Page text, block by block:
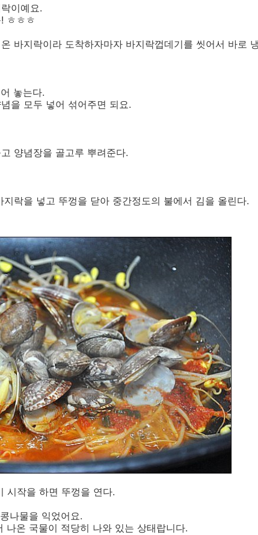
이예요.
ㅎㅎㅎ
바지락이라 도착하자마자 바지락껍데기를 씻어서 바로
놓는다.
을 모두 넣어 섞어주면 되요.
양념장을 골고루 뿌려준다.
락을 넣고 뚜껑을 닫아 중간정도의 불에서 김을 올린다.
시작을 하면 뚜껑을 연다.
나물을 익었어요.
나온 국물이 적당히 나와 있는 상태랍니다.